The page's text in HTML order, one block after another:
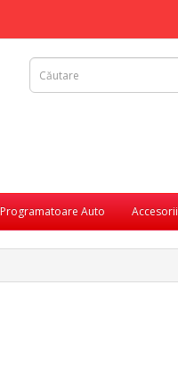
Programatoare Auto Accesorii